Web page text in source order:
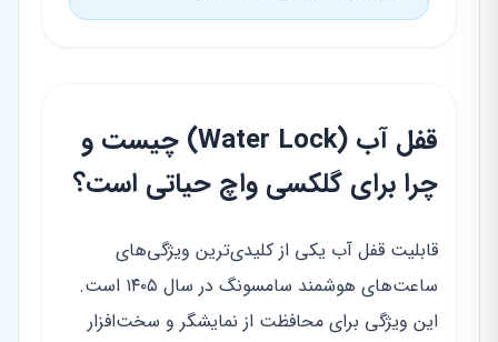
قفل آب (Water Lock) چیست و
چرا برای گلکسی واچ حیاتی است؟
قابلیت قفل آب یکی از کلیدی‌ترین ویژگی‌های
ساعت‌های هوشمند سامسونگ در سال ۱۴۰۵ است.
این ویژگی برای محافظت از نمایشگر و سخت‌افزار